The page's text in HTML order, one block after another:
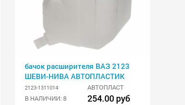
бачок расширителя ВАЗ 2123
ШЕВИ-НИВА АВТОПЛАСТИК
2123-1311014
АВТОПЛАСТ
В НАЛИЧИИ: 8
254.00 руб